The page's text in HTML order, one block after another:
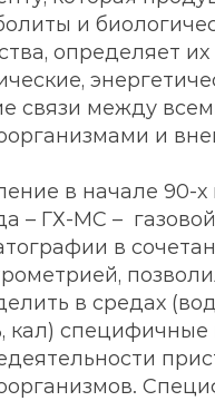
и
определяет
связи между
и
в начале 90-х
– ГХ-МС – газовой
в
в средах
кал) специфичные